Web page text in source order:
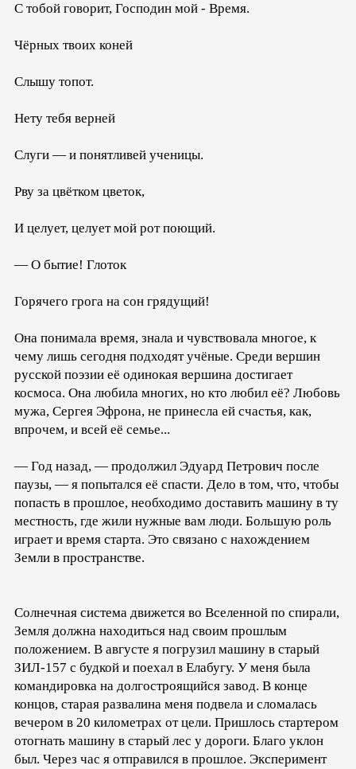
С тобой говорит, Господин мой - Время.
Чёрных твоих коней
Слышу топот.
Нету тебя верней
Слуги — и понятливей ученицы.
Рву за цвётком цветок,
И целует, целует мой рот поющий.
— О бытие! Глоток
Горячего грога на сон грядущий!
Она понимала время, знала и чувствовала многое, к
чему лишь сегодня подходят учёные. Среди вершин
русской поэзии её одинокая вершина достигает
космоса. Она любила многих, но кто любил её? Любовь
мужа, Сергея Эфрона, не принесла ей счастья, как,
впрочем, и всей её семье...
— Год назад, — продолжил Эдуард Петрович после
паузы, — я попытался её спасти. Дело в том, что, чтобы
попасть в прошлое, необходимо доставить машину в ту
местность, где жили нужные вам люди. Большую роль
играет и время старта. Это связано с нахождением
Земли в пространстве.
Солнечная система движется во Вселенной по спирали,
Земля должна находиться над своим прошлым
положением. В августе я погрузил машину в старый
ЗИЛ-157 с будкой и поехал в Елабугу. У меня была
командировка на долгостроящийся завод. В конце
концов, старая развалина меня подвела и сломалась
вечером в 20 километрах от цели. Пришлось стартером
отогнать машину в старый лес у дороги. Благо уклон
был. Через час я отправился в прошлое. Эксперимент